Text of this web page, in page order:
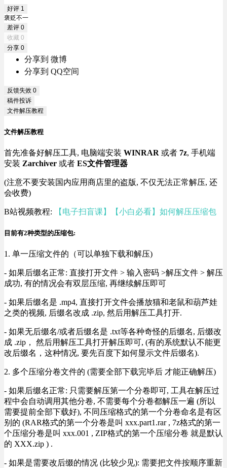
好评 1
褒贬不一
差评 0
收藏 0
分享 0
分享到 微博
分享到 QQ空间
反馈失效 0
稿件投诉
文件解压教程
文件解压教程
首先准备好解压工具, 电脑端安装 WINRAR 或者 7z, 手机端
安装 Zarchiver 或者 ES文件管理器
(注意不要安装国内应用商店里的盗版, 不仅无法正常解压, 还
会收费)
B站视频教程: 【电子扫盲课】【小白必看】如何解压压缩包
目前有2种类型的压缩包:
1. 单一压缩文件的（可以单独下载和解压)
- 如果后缀名正常: 直接打开文件 > 输入密码 >解压文件 > 解压
成功, 有的情况会有双层压缩, 再继续解压即可
- 如果后缀名是 .mp4, 直接打开文件会播放猫和老鼠和葫芦娃
之类的视频, 后缀名改成 .zip, 然后用解压工具打开.
- 如果无后缀名/或者后缀名是 .txt等各种奇怪的后缀名, 后缀改
成 .zip， 然后用解压工具打开解压即可, (有的系统默认不能更
改后缀名，这种情况, 要先百度下如何显示文件后缀名).
2. 多个压缩分卷文件的 (需要全部下载完毕后 才能正确解压)
- 如果后缀名正常: 只需要解压第一个分卷即可, 工具在解压过
程中会自动调用其他分卷, 不需要每个分卷都解压一遍 (所以
需要提前全部下载好), 不同压缩格式的第一个分卷命名是有区
别的 (RAR格式的第一个分卷是叫 xxx.part1.rar , 7z格式的第一
个压缩分卷是叫 xxx.001 , ZIP格式的第一个压缩分卷 就是默认
的 XXX.zip ) .
- 如果是需要改后缀的情况 (比较少见): 需要把文件按顺序重新